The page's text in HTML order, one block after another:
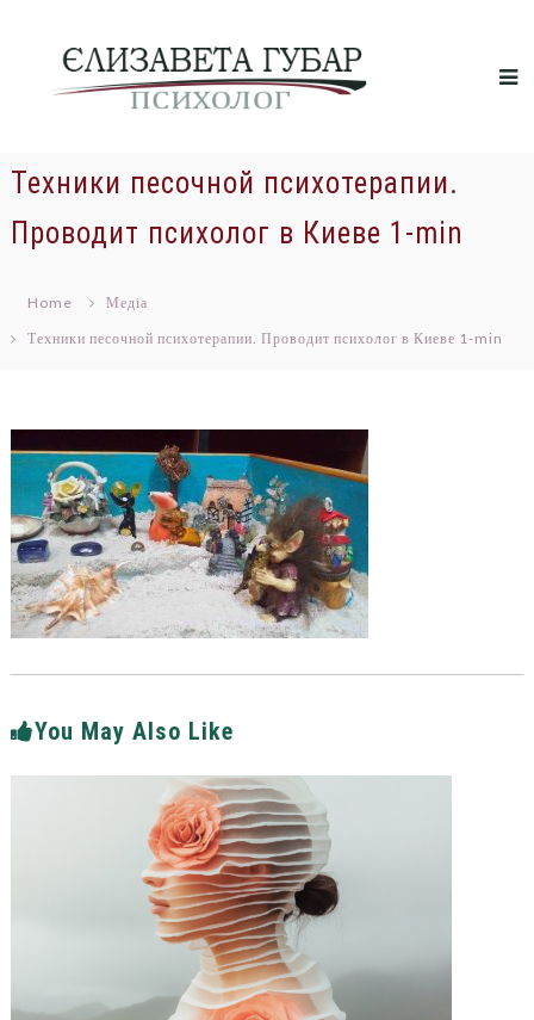
content
психотерапевт,
коуч
психологічні
послуги,
консультація,
допомога
(можна
онлайн)
Техники песочной психотерапии.
Проводит психолог в Киеве 1-min
Home
Медіа
Техники песочной психотерапии. Проводит психолог в Киеве 1-min
You May Also Like